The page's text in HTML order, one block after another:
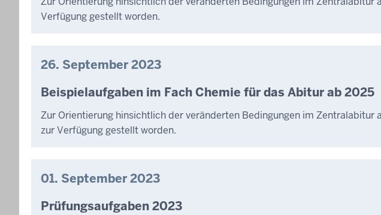
Verfügung gestellt worden.
26. September 2023
Beispielaufgaben im Fach Chemie für das Abitur ab 2025
Zur Orientierung hinsichtlich der veränderten Bedingungen im
zur Verfügung gestellt worden.
01. September 2023
Prüfungsaufgaben 2023